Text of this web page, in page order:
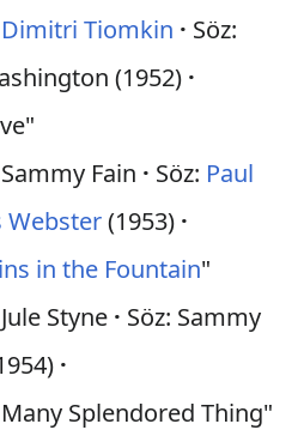
Dimitri Tiomkin
Söz:
(1952)
Fain
Söz: Paul
Webster(1953)
in the Fountain"
Styne
Söz: Sammy
Splendored Thing"